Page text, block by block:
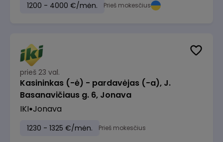
1200 - 4000 €/mėn. Prieš mokesčius
prieš 23 val.
Kasininkas (-ė) - pardavėjas (-a), J.
Basanavičiaus g. 6, Jonava
IKI Jonava
1230 - 1325 €/mėn. Prieš mokesčius